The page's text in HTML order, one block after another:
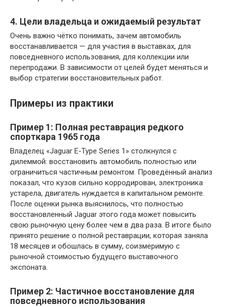
4. Цели владельца и ожидаемый результат
Очень важно чётко понимать, зачем автомобиль
восстанавливается — для участия в выставках, для
повседневного использования, для коллекции или
перепродажи. В зависимости от целей будет меняться и
выбор стратегии восстановительных работ.
Примеры из практики
Пример 1: Полная реставрация редкого
спорткара 1965 года
Владелец «Jaguar E-Type Series 1» столкнулся с
дилеммой: восстановить автомобиль полностью или
ограничиться частичным ремонтом. Проведённый анализ
показал, что кузов сильно корродирован, электроника
устарела, двигатель нуждается в капитальном ремонте.
После оценки рынка выяснилось, что полностью
восстановленный Jaguar этого года может повысить
свою рыночную цену более чем в два раза. В итоге было
принято решение о полной реставрации, которая заняла
18 месяцев и обошлась в сумму, соизмеримую с
рыночной стоимостью будущего выставочного
экспоната.
Пример 2: Частичное восстановление для
повседневного использования